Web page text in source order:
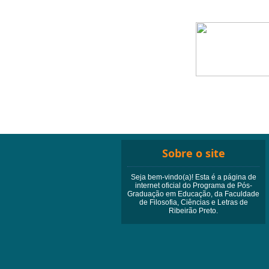
Sobre o site
Seja bem-vindo(a)! Esta é a página de
internet oficial do Programa de Pós-
Graduação em Educação, da Faculdade
de Filosofia, Ciências e Letras de
Ribeirão Preto.